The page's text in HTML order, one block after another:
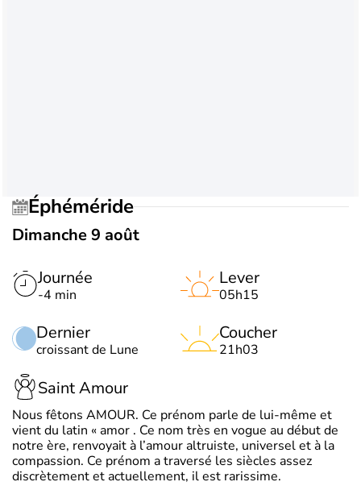
Éphéméride
Dimanche 9 août
Journée
-4 min
Dernier
croissant de Lune
Lever
05h15
Coucher
21h03
Saint Amour
Nous fêtons AMOUR. Ce prénom parle de lui-même et
vient du latin « amor . Ce nom très en vogue au début de
notre ère, renvoyait à l’amour altruiste, universel et à la
compassion. Ce prénom a traversé les siècles assez
discrètement et actuellement, il est rarissime.